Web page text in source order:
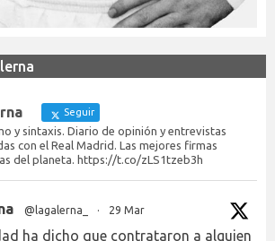
Seguir
y sintaxis. Diario de opinión y entrevistas
con el Real Madrid. Las mejores firmas
del planeta. https://t.co/zLS1tzeb3h
@lagalerna_ · 29 Mar
ha dicho que contrataron a alguien